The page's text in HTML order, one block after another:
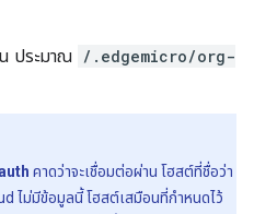
ประมาณ /.edgemicro/org-
คาดว่าจะเชื่อมต่อผ่าน โฮสต์ที่ชื่อว่า
ไม่มีข้อมูลนี้ โฮสต์เสมือนที่กำหนดไว้